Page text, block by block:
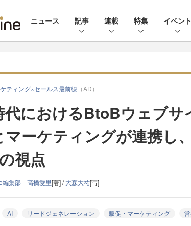
ニュース 記事 連載 特集 イベント
ティング×セールス最前線 （AD）
代におけるBtoBウェブ
マーケティングが連携し
視点
編集部 高橋愛里[著] /大森大祐[写]
AI リードジェネレーション 販促・マーケティング